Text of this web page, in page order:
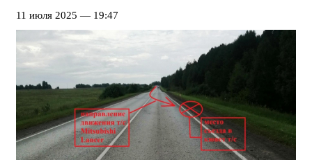
11 июля 2025 — 19:47